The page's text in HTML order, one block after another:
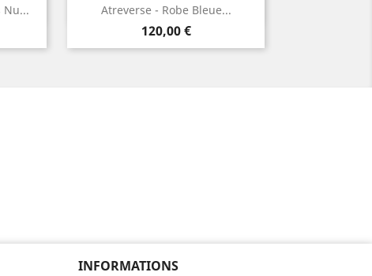
Nu... Atreverse - Robe Bleue...
Prix
120,00 €
Aperçu rapide
Bleu
INFORMATIONS